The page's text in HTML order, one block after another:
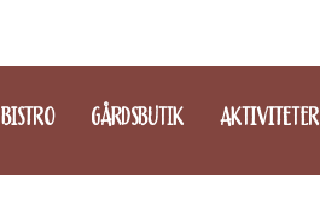
BISTRO GÅRDSBUTIK AKTIVITETER